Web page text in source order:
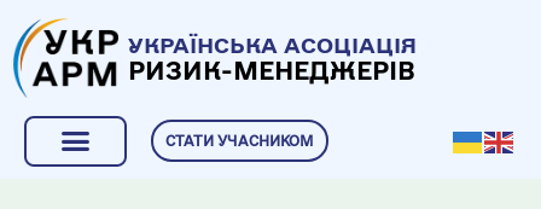
УКРАЇНСЬКА АСОЦІАЦІЯ
РИЗИК-МЕНЕДЖЕРІВ
СТАТИ УЧАСНИКОМ